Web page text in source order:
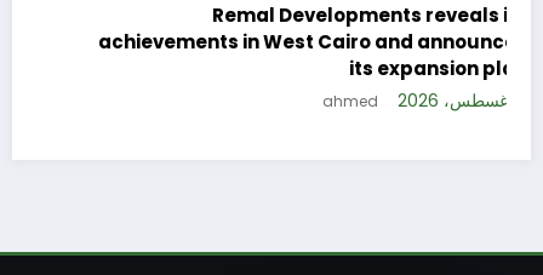
Remal Developments reveals its
achievements in West Cairo and announces
its expansion plan
5 أغسطس، 2026 ahmed